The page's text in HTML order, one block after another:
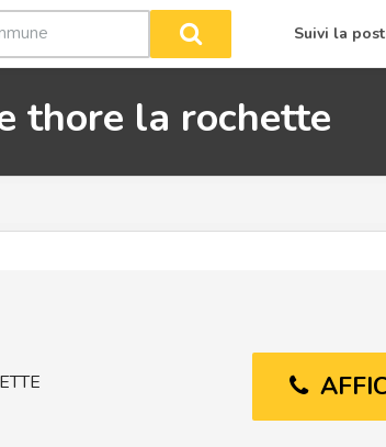
Suivi la
thore la rochette